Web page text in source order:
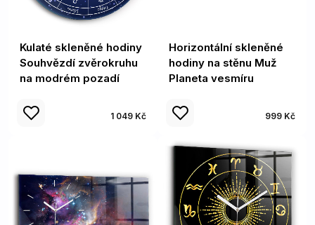
Kulaté skleněné hodiny
Souhvězdí zvěrokruhu
na modrém pozadí
1 049 Kč
Horizontální skleněné
hodiny na stěnu Muž
Planeta vesmíru
999 Kč